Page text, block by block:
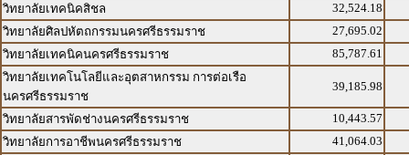
วิทยาลัยเทคนิคสิชล
32,524.18
วิทยาลัยศิลปหัตถกรรมนครศรีธรรมราช
27,695.02
วิทยาลัยเทคนิคนครศรีธรรมราช
85,787.61
วิทยาลัยเทคโนโลยีและอุตสาหกรรม การต่อเรือ
นครศรีธรรมราช
39,185.98
วิทยาลัยสารพัดช่างนครศรีธรรมราช
10,443.57
วิทยาลัยการอาชีพนครศรีธรรมราช
41,064.03